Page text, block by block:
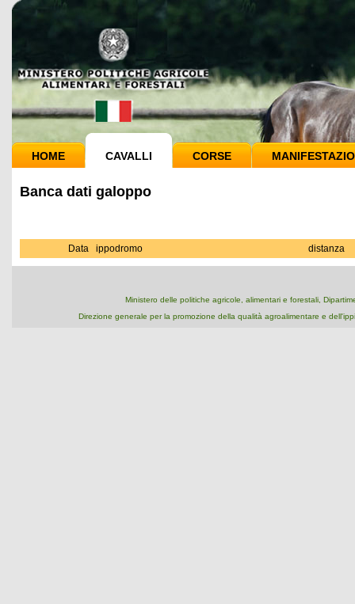
HOME CAVALLI CORSE
Banca dati galoppo
Data ippodromo distanza
Ministero delle politiche agricole, alimentari e forestali,
Direzione generale per la promozione della qualità agroalimentare e